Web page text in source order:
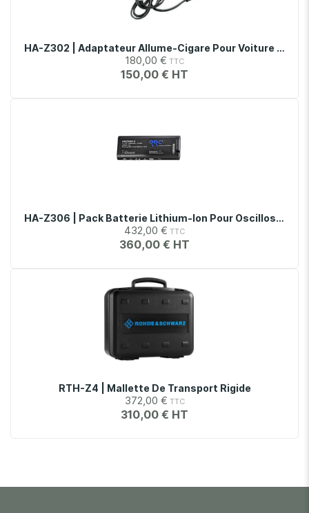
HA-Z302 | Adaptateur Allume-Cigare Pour Voiture Pour Oscilloscopes Série RTH1000
180,00 €
150,00 €
HA-Z306 | Pack Batterie Lithium-Ion Pour Oscilloscopes Série RTH1000
432,00 €
360,00 €
RTH-Z4 | Mallette De Transport Rigide
372,00 €
310,00 €